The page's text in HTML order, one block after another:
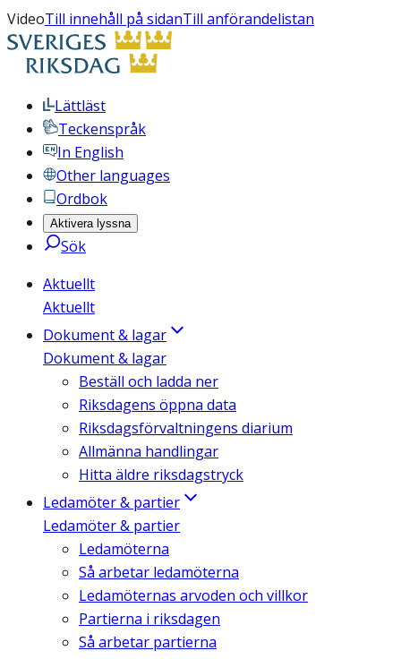
VideoTill innehåll på sidanTill anförandelistan
Lättläst
Teckenspråk
In English
Other languages
Ordbok
Aktivera lyssna
Sök
Aktuellt
Aktuellt
Dokument & lagar
Dokument & lagar
Beställ och ladda ner
Riksdagens öppna data
Riksdagsförvaltningens diarium
Allmänna handlingar
Hitta äldre riksdagstryck
Ledamöter & partier
Ledamöter & partier
Ledamöterna
Så arbetar ledamöterna
Ledamöternas arvoden och villkor
Partierna i riksdagen
Så arbetar partierna